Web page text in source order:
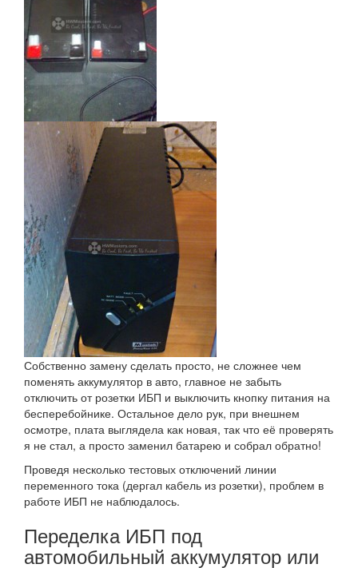
Собственно замену сделать просто, не сложнее чем
поменять аккумулятор в авто, главное не забыть
отключить от розетки ИБП и выключить кнопку питания на
бесперебойнике. Остальное дело рук, при внешнем
осмотре, плата выглядела как новая, так что её проверять
я не стал, а просто заменил батарею и собрал обратно!
Проведя несколько тестовых отключений линии
переменного тока (дергал кабель из розетки), проблем в
работе ИБП не наблюдалось.
Переделка ИБП под
автомобильный аккумулятор или